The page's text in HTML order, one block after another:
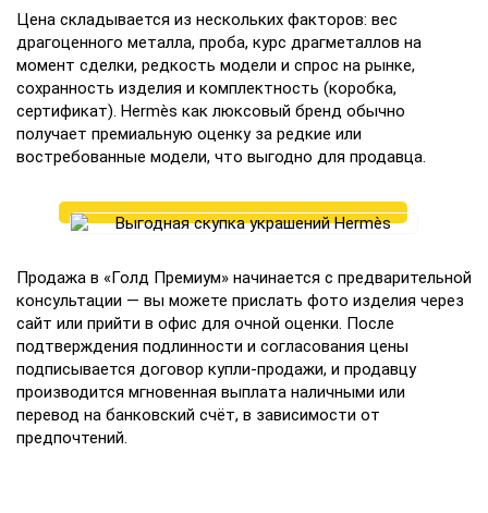
Цена складывается из нескольких факторов: вес
драгоценного металла, проба, курс драгметаллов на
момент сделки, редкость модели и спрос на рынке,
сохранность изделия и комплектность (коробка,
сертификат). Hermès как люксовый бренд обычно
получает премиальную оценку за редкие или
востребованные модели, что выгодно для продавца.
Продажа в «Голд Премиум» начинается с предварительной
консультации — вы можете прислать фото изделия через
сайт или прийти в офис для очной оценки. После
подтверждения подлинности и согласования цены
подписывается договор купли-продажи, и продавцу
производится мгновенная выплата наличными или
перевод на банковский счёт, в зависимости от
предпочтений.